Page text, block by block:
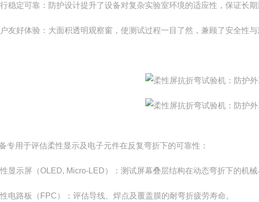
稳定可靠：防护设计提升了设备对复杂实验室环境的适应性，保证长期
友好体验：大面积透明观察窗，使测试过程一目了然，兼顾了安全性与
专用于评估柔性显示及电子元件在反复弯折下的可靠性：
显示屏（OLED, Micro-LED）：测试屏幕叠层结构在动态弯折下的机械
电路板（FPC）：评估导线、焊点及覆盖膜的耐弯折疲劳寿命。